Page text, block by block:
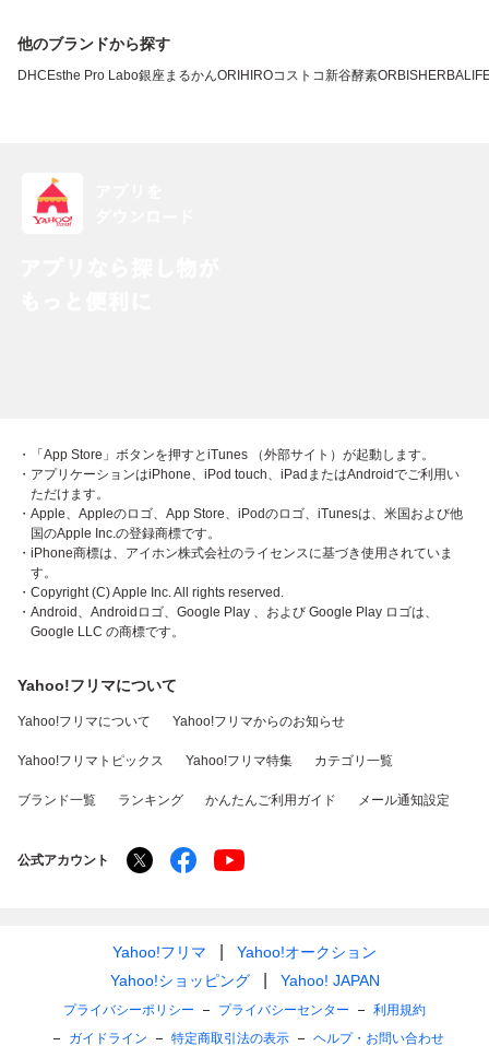
他のブランドから探す
DHC Esthe Pro Labo銀座まるかんORIHIROコストコ新谷酵素ORBIS
・「App Store」ボタンを押すとiTunes （外部サイト）が起動します。
・アプリケーションはiPhone、iPod touch、iPadまたはAndroidでご利用い
ただけます。
・Apple、Appleのロゴ、App Store、iPodのロゴ、iTunesは、米国および他
国のApple Inc.の登録商標です。
・iPhone商標は、アイホン株式会社のライセンスに基づき使用されていま
す。
・Copyright (C) Apple Inc. All rights reserved.
・Android、Androidロゴ、Google Play 、および Google Play ロゴは、
Google LLC の商標です。
Yahoo!フリマについて
Yahoo!フリマについて Yahoo!フリマからのお知らせ
Yahoo!フリマトピックス Yahoo!フリマ特集 カテゴリ一覧
ブランド一覧 ランキング かんたんご利用ガイド メール通知設定
公式アカウント
Yahoo!フリマ
Yahoo!オークション
Yahoo!ショッピング
Yahoo! JAPAN
プライバシーポリシー プライバシーセンター
利用規約
ガイドライン
特定商取引法の表示 ヘルプ・お問い合わせ